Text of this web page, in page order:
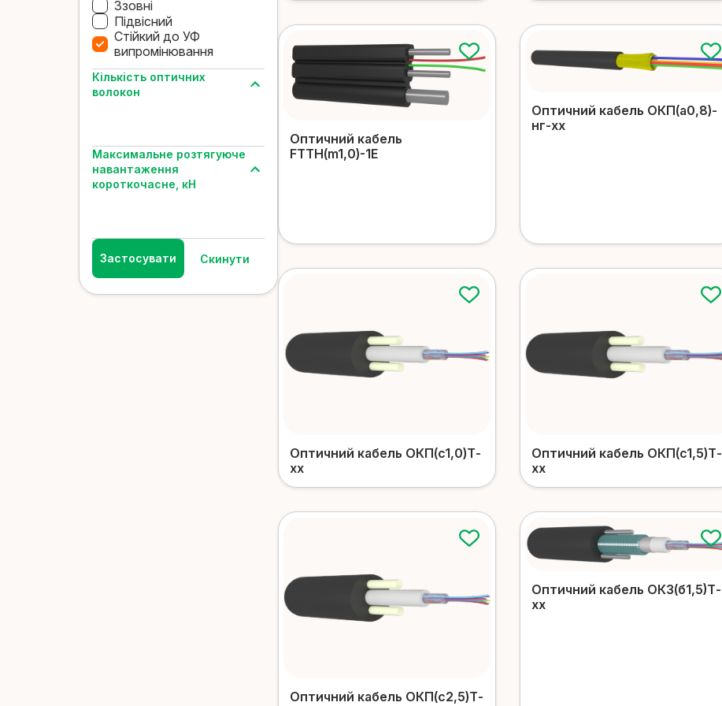
Ззовні
Підвісний
Стійкий до УФ
випромінювання
Кількість оптичних
волокон
Максимальне розтягуюче
навантаження
короткочасне, кН
Застосувати Скинути
Оптичний кабель
FTTH(m1,0)-1E
Оптичний кабель ОКП(a0,8)-
нг-xx
Оптичний кабель ОКП(c1,0)Т-
xx
Оптичний кабель ОКП(c1,5)Т-
xx
Оптичний кабель ОКП(c2,5)Т-
Оптичний кабель ОКЗ(б1,5)Т-
xx